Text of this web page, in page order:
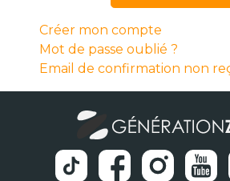
Créer mon compte
Mot de passe oublié ?
Email de confirmation non